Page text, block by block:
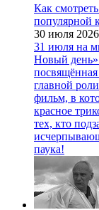
Как
популярной
30 июля
31 июля на
Новый
главной
фильм, в
красное
тех, кто
паука!